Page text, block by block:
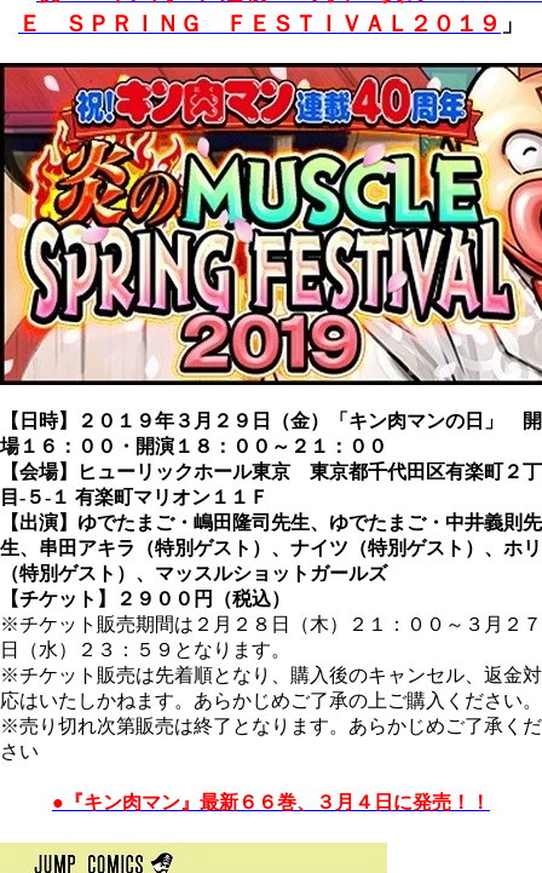
Ｅ ＳＰＲＩＮＧ ＦＥＳＴＩＶＡＬ２０１９ 」
【日時】２０１９年３月２９日（金）「キン肉マンの日」 開
場１６：００・開演１８：００～２１：００
【会場】ヒューリックホール東京 東京都千代田区有楽町２丁
目‐５‐１ 有楽町マリオン１１Ｆ
【出演】ゆでたまご・嶋田隆司先生、ゆでたまご・中井義則先
生、串田アキラ（特別ゲスト）、ナイツ（特別ゲスト）、ホリ
（特別ゲスト）、マッスルショットガールズ
【チケット】２９００円（税込）
※チケット販売期間は２月２８日（木）２１：００～３月２７
日（水）２３：５９となります。
※チケット販売は先着順となり、購入後のキャンセル、返金対
応はいたしかねます。あらかじめご了承の上ご購入ください。
※売り切れ次第販売は終了となります。あらかじめご了承くだ
さい
●『キン肉マン』最新６６巻、３月４日に発売！！